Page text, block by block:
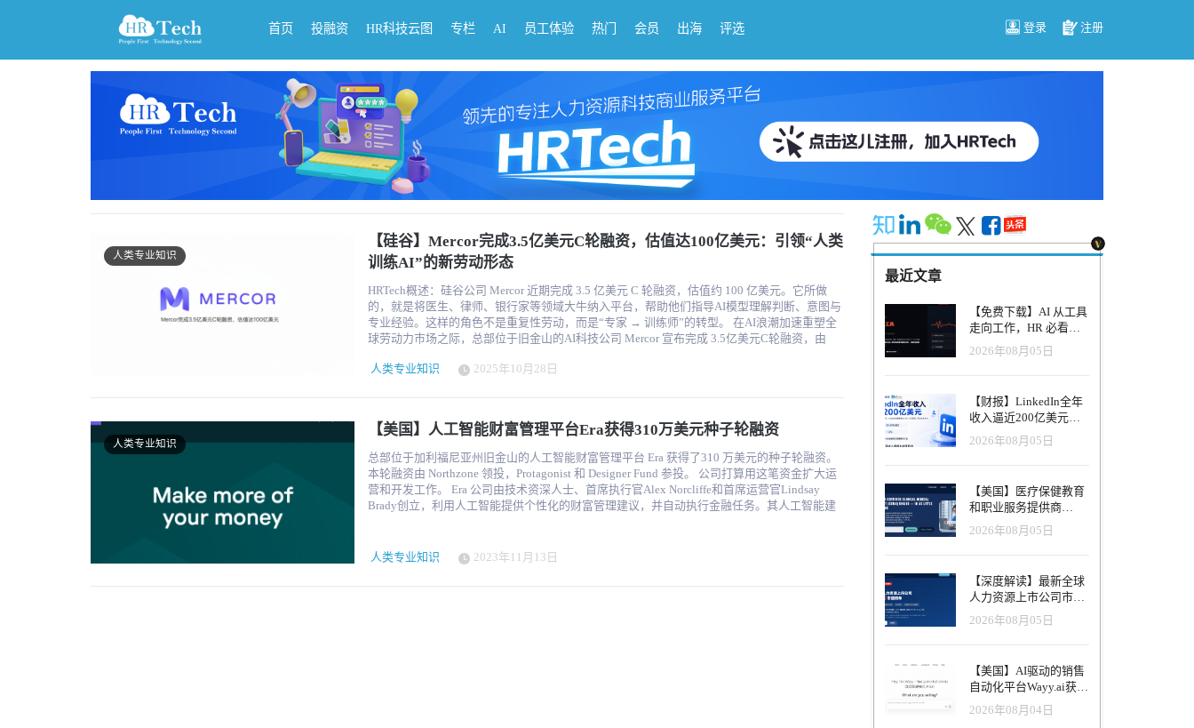
首页 投融资 HR科技云图 专栏 AI 员工体验 热门 会员 出海 评选 登录 注册
人类专业知识
【硅谷】Mercor完成3.5亿美元C轮融资，估值达100亿美元：引领“人类
训练AI”的新劳动形态
HRTech概述：硅谷公司 Mercor 近期完成 3.5 亿美元 C 轮融资，估值约 100 亿美元。它所做
的，就是将医生、律师、银行家等领域大牛纳入平台，帮助他们指导AI模型理解判断、意图与
专业经验。这样的角色不是重复性劳动，而是“专家 → 训练师”的转型。 在AI浪潮加速重塑全
球劳动力市场之际，总部位于旧金山的AI科技公司 Mercor 宣布完成 3.5亿美元C轮融资，由
司估值达到 100亿美元，较上一轮增长约五倍，成为AI经济领域增长最快的独角兽之一。 人机
Foody 与CTO Alex Kovacs 创办，定位于“连接人类专才与AI经济”的桥梁。公司构建了一个覆
盖全球的专业人才网络，现已拥有 3万多名专家，每天支付超过 150万美元 的报酬，净推荐值
（NPS）超过 65。 这些专家来自医疗、法律、金融、工程等领域，他们通过Mercor平台为AI
模型提供真实世界的知识、经验和判断力训练。Mercor的核心理念是——AI不取代人，而是由
人来训练AI，让机器学习人类的判断、意图与品味。 CEO Brendan Foody在公司公告中表示：
“AI的每一次进步，都会释放新的‘人类潜能’。我们看到越来越多的专业人士从重复性劳动中解
放出来，专注于AI无法可靠完成的高价值工作。” 投资人押注“Human + AI”经济体 本轮融资的
领投方 Felicis 创始人 Aydin Senkut 指出：“Mercor正在构建未来AI经济的基础设施，让人类智
用于医疗影像识别、金融分析、法律推理、企业智能体训练等领域。通过将专家的知识转化为
人类专业知识 2025年10月28日
人类专业知识
【美国】人工智能财富管理平台Era获得310万美元种子轮融资
总部位于加利福尼亚州旧金山的人工智能财富管理平台 Era 获得了310 万美元的种子轮融资。
本轮融资由 Northzone 领投，Protagonist 和 Designer Fund 参投。 公司打算用这笔资金扩大运
营和开发工作。 Era 公司由技术资深人士、首席执行官Alex Norcliffe和首席运营官Lindsay
Brady创立，利用人工智能提供个性化的财富管理建议，并自动执行金融任务。其人工智能建
务，如估算税款和在账户间转移资金。为此，Era 引入了相关的市场新闻和宏观经济数据，以
就像给精通财务的朋友发短信一样。 可操作的洞察力： 安全连接您的银行账户和工资账户，
人类专业知识 2023年11月13日
最近文章
【免费下载】AI 从工具
走向工作，HR 必看五
大变革｜2026 年 8 月
HRTech 行业观察报告
2026年08月05日
【财报】LinkedIn全年
收入逼近200亿美元，
AI招聘产品进入规模化
应用阶段
2026年08月05日
【美国】医疗保健教育
和职业服务提供商
Advanced eClinical
Training获得融资，以
加速医疗卫生人才队伍
2026年08月05日
【深度解读】最新全球
人力资源上市公司市值
榜单（2026年8月）-涨
幅最高的不是AI软件，
而是传统人力服务商
2026年08月05日
【美国】AI驱动的销售
自动化平台Wayy.ai获得
200万美元种子前轮融
资，并推出可代为销售
2026年08月04日